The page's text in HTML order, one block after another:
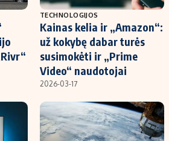
TECHNOLOGIJOS
Kainas kelia ir „Amazon“:
už kokybę dabar turės
susimokėti ir „Prime
Video“ naudotojai
2026-03-17